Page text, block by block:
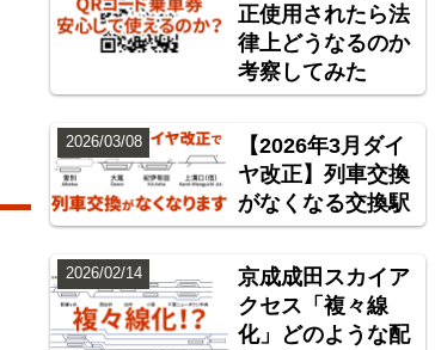
正使用されたら法
律上どうなるのか
考察してみた
【2026年3月ダイ
ヤ改正】列車交換
がなくなる交換駅
2026/03/08
京成成田スカイア
クセス「複々線
化」どのような配
2026/02/14